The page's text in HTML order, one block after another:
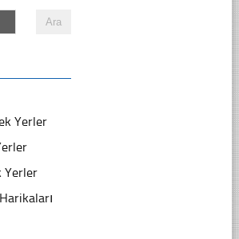
Yerler
Yerler